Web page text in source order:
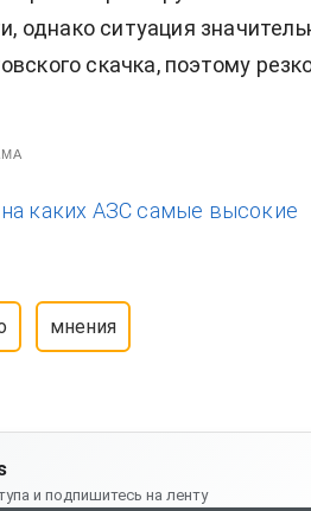
однако ситуация
скачка, поэтому
каких АЗС самые высокие
мнения
и подпишитесь на ленту